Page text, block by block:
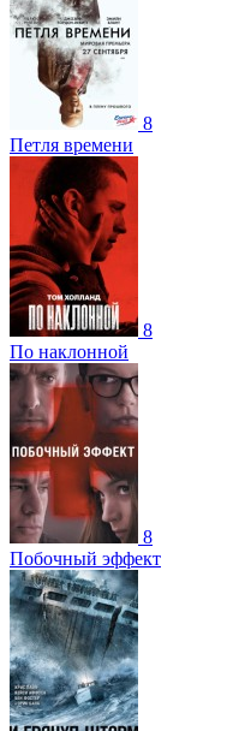
8
Петля времени
8
По наклонной
8
Побочный эффект